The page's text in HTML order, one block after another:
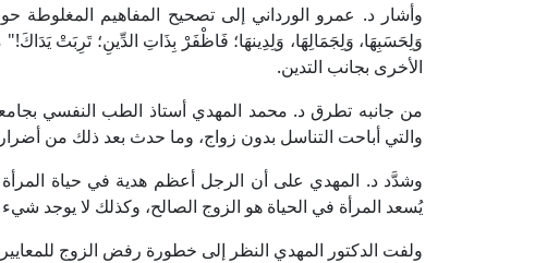
وأشار د. عمرو الورداني إلى تصحيح المفاهيم المغلوطة
وَلِحَسَبِهَا، وَلِجَمَالِهَا، وَلِدِينهَا؛ فَاظْفَرْ بِذَاتِ الدِّينِ؛ تَرِبَتْ
الأخرى بجانب التدين.
من جانبه تطرق د. محمد المهدي أستاذ الطب النفسي بجامعة
والتي أباحت التناسل بدون زواج، وما حدث بعد ذلك من
وشدَّد د. المهدي على أن الرجل أعظم هدية في حياة
يُسعد المرأة في الحياة هو الزوج الصالح، وكذلك لا يوجد
ولفت الدكتور المهدي النظر إلى خطورة رفض الزوج للمعايير